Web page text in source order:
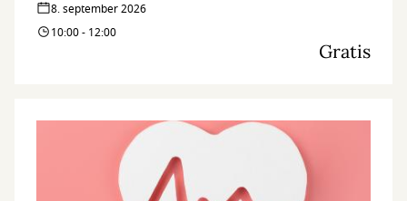
8. september 2026
10:00 - 12:00
Gratis